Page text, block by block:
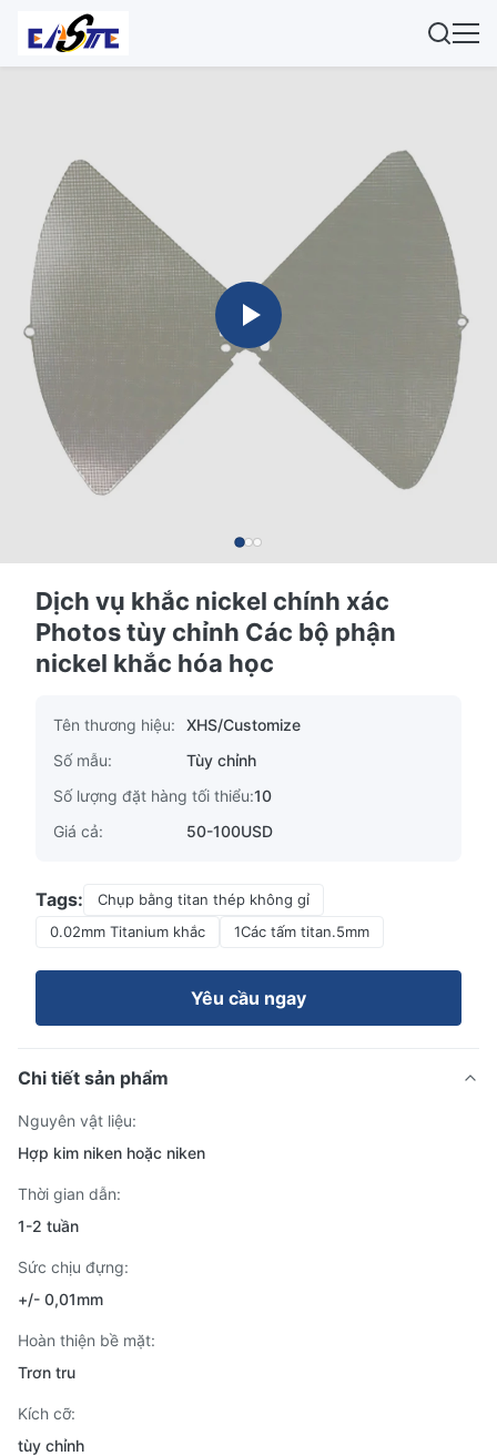
Dịch vụ khắc nickel chính xác
Photos tùy chỉnh Các bộ phận
nickel khắc hóa học
Tên thương hiệu:
XHS/Customize
Số mẫu:
Tùy chỉnh
Số lượng đặt hàng tối thiểu:10
Giá cả:
50-100USD
Tags:
Chụp bằng titan thép không gỉ
0.02mm Titanium khắc
1Các tấm titan.5mm
Yêu cầu ngay
Chi tiết sản phẩm
Nguyên vật liệu:
Hợp kim niken hoặc niken
Thời gian dẫn:
1-2 tuần
Sức chịu đựng:
+/- 0,01mm
Hoàn thiện bề mặt:
Trơn tru
Kích cỡ:
tùy chỉnh